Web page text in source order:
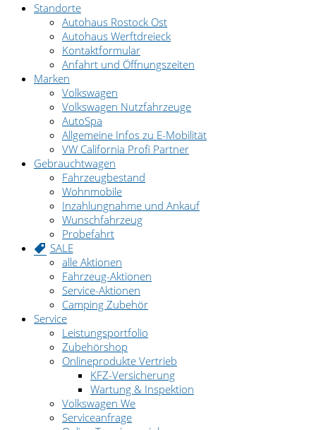
Standorte
Autohaus Rostock Ost
Autohaus Werftdreieck
Kontaktformular
Anfahrt und Öffnungszeiten
Marken
Volkswagen
Volkswagen Nutzfahrzeuge
AutoSpa
Allgemeine Infos zu E-Mobilität
VW California Profi Partner
Gebrauchtwagen
Fahrzeugbestand
Wohnmobile
Inzahlungnahme und Ankauf
Wunschfahrzeug
Probefahrt
SALE
alle Aktionen
Fahrzeug-Aktionen
Service-Aktionen
Camping Zubehör
Service
Leistungsportfolio
Zubehörshop
Onlineprodukte Vertrieb
KFZ-Versicherung
Wartung & Inspektion
Volkswagen We
Serviceanfrage